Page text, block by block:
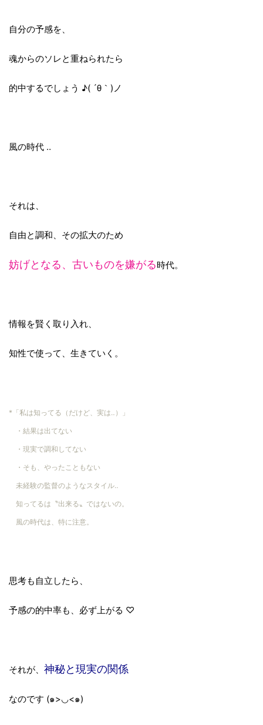
自分の予感を、
魂からのソレと重ねられたら
的中するでしょう ♪( ´θ｀)ノ
風の時代 ‥
それは、
自由と調和、その拡大のため
妨げとなる、古いものを嫌がる時代。
情報を賢く取り入れ、
知性で使って、生きていく。
*「私は知ってる（だけど、実は‥）」
・結果は出てない
・現実で調和してない
・そも、やったこともない
未経験の監督のようなスタイル‥
知ってるは〝出来る〟ではないの。
風の時代は、特に注意。
思考も自立したら、
予感の的中率も、必ず上がる ♡
それが、 神秘と現実の関係
なのです (๑>◡<๑)